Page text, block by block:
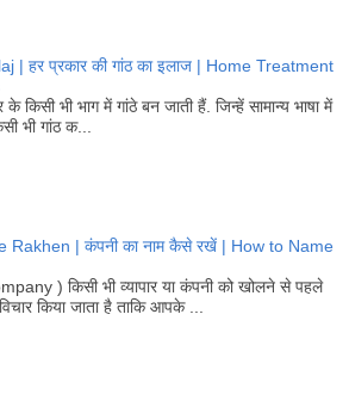
| हर प्रकार की गांठ का इलाज | Home Treatment
किसी भी भाग में गांठे बन जाती हैं. जिन्हें सामान्य भाषा में
भी गांठ क...
Rakhen | कंपनी का नाम कैसे रखें | How to Name
) किसी भी व्यापार या कंपनी को खोलने से पहले
किया जाता है ताकि आपके ...